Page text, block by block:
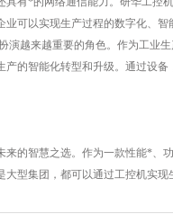
可以实现生产过程的数字化、
越来越重要的角色。作为工业生
产的智能化转型和升级。通过设
智慧之选。作为一款性能*、
型集团，都可以通过工控机实现